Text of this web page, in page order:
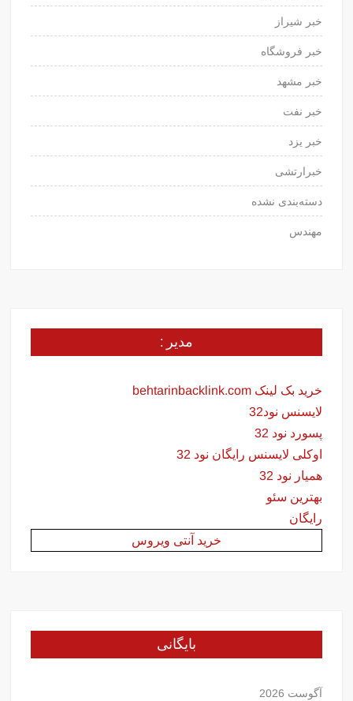
خبر شیراز
خبر فروشگاه
خبر مشهد
خبر نفت
خبر یزد
خبرارتشی
دسته‌بندی نشده
مهندس
مدیر :
خرید بک لینک behtarinbacklink.com
لایسنس نود32
پسورد نود 32
اوکلی لایسنس رایگان نود 32
همیار نود 32
بهترین سئو
رایگان
خرید آنتی ویروس
بایگانی
آگوست 2026